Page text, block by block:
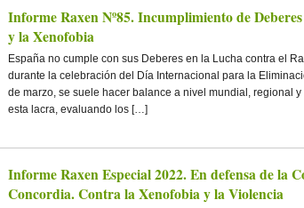
Informe Raxen Nº85. Incumplimiento de
y la Xenofobia
España no cumple con sus Deberes en la Lucha contra el
durante la celebración del Día Internacional para la
de marzo, se suele hacer balance a nivel mundial, regional
esta lacra, evaluando los […]
Informe Raxen Especial 2022. En defensa de la
Concordia. Contra la Xenofobia y la Violencia